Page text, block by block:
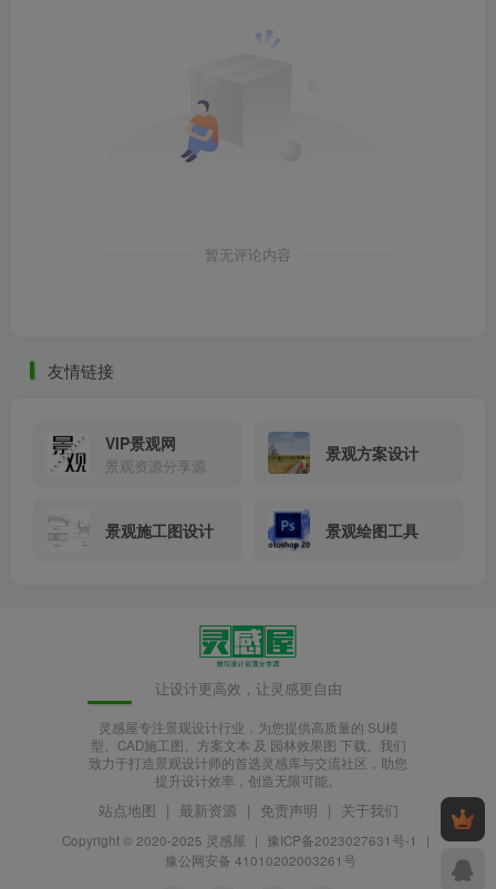
5.jpg
暂无评论内容
友情链接
VIP景观网
景观资源分享源
景观方案设计
景观施工图设计 景观绘图工具
让设计更高效，让灵感更自由
灵感屋专注景观设计行业，为您提供高质量的 SU模
型、CAD施工图、方案文本 及 园林效果图 下载。我们
致力于打造景观设计师的首选灵感库与交流社区，助您
提升设计效率，创造无限可能。
站点地图 | 最新资源 | 免责声明 | 关于我们
Copyright © 2020-2025 灵感屋 | 豫ICP备2023027631号-1
|
豫公网安备 41010202003261号